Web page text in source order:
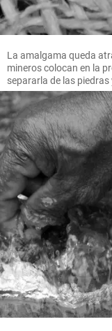
La amalgama queda
mineros colocan en la
separarla de las piedras